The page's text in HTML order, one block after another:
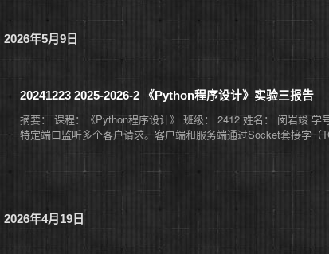
2026年5月9日
20241223 2025-2026-2 《Python程序设计》实验三报告
摘要： 课程：《Python程序设计》 班级： 2412 姓名： 闵岩竣
特定端口监听多个客户请求。客户端和服务端通过Socket套接字（
2026年4月19日